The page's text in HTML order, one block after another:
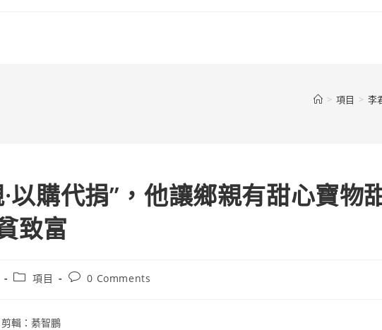
> 項目 > 李
以購代捐”，他讓鄉親有甜心寶物
致富
Post項目
Post0 Comments
輯：綦智鵬